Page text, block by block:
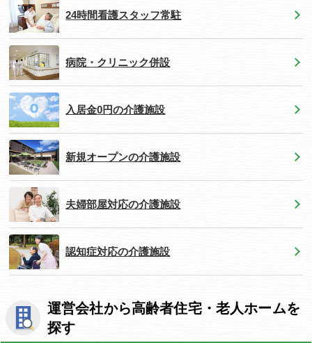
24時間看護スタッフ常駐
病院・クリニック併設
入居金0円の介護施設
新規オープンの介護施設
夫婦部屋対応の介護施設
認知症対応の介護施設
運営会社から高齢者住宅・老人ホームを
探す